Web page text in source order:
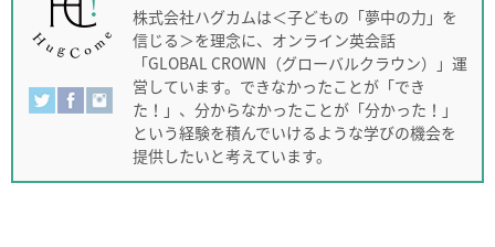
株式会社ハグカムは＜子どもの「夢中の力」を
信じる＞を理念に、オンライン英会話
「GLOBAL CROWN（グローバルクラウン）」運
営しています。できなかったことが「でき
た！」、分からなかったことが「分かった！」
という経験を積んでいけるような学びの機会を
提供したいと考えています。